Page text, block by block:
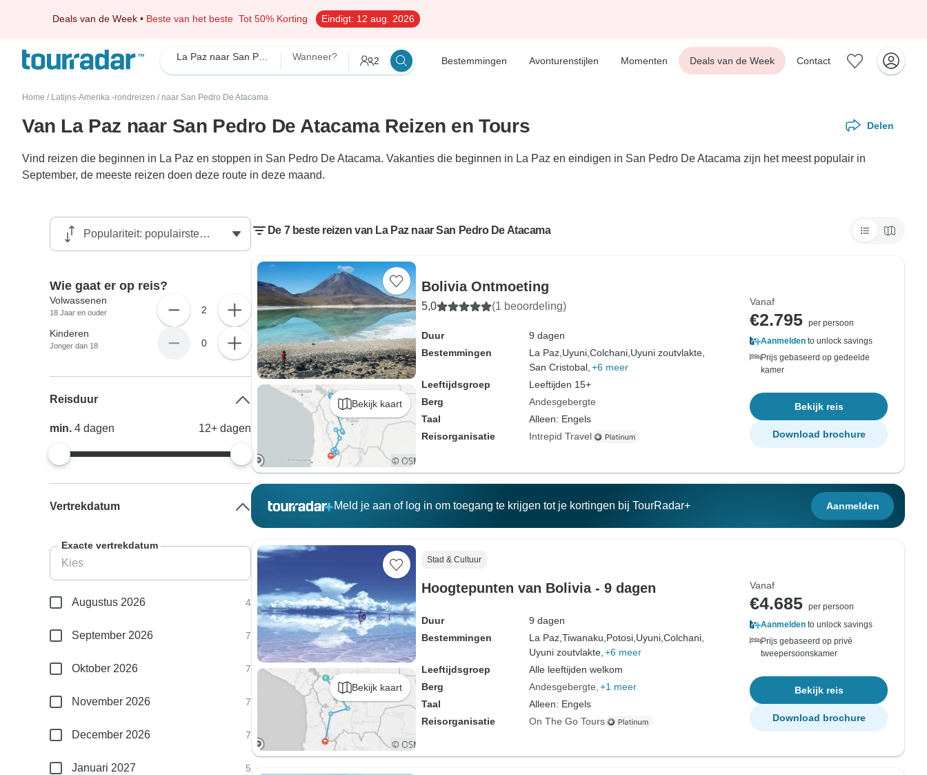
Deals van de Week • Beste van het beste Tot 50% Korting Eindigt: 12 aug. 2026
La Paz naar San Pedro De Atacama Wanneer? 2 Bestemmingen Avonturenstijlen Momenten Deals van de Week Contact
Home / Latijns-Amerika -rondreizen / naar San Pedro De Atacama
Van La Paz naar San Pedro De Atacama Reizen en Tours Delen
Vind reizen die beginnen in La Paz en stoppen in San Pedro De Atacama. Vakanties die beginnen in La Paz en eindigen in San Pedro De Atacama zijn het meest populair in
September, de meeste reizen doen deze route in deze maand.
De 7 beste reizen van La Paz naar San Pedro De Atacama
Bekijk kaart
Bolivia Ontmoeting
5,0 (1 beoordeling)
Duur
9 dagen
Bestemmingen
La Paz, Uyuni, Colchani, Uyuni zoutvlakte,
San Cristobal, +6 meer
Leeftijdsgroep
Leeftijden 15+
Berg
Andesgebergte
Taal
Alleen: Engels
Reisorganisatie
Intrepid Travel
Vanaf
€2.795 per persoon
Aanmelden to unlock savings
Prijs gebaseerd op gedeelde
kamer
Bekijk reis
Download brochure
Meld je aan of log in om toegang te krijgen tot je kortingen bij TourRadar+ Aanmelden
Bekijk kaart
Stad & Cultuur
Hoogtepunten van Bolivia - 9 dagen
Duur
9 dagen
Bestemmingen
La Paz, Tiwanaku, Potosi, Uyuni, Colchani,
Uyuni zoutvlakte, +6 meer
Leeftijdsgroep
Alle leeftijden welkom
Berg
Andesgebergte +1 meer
Taal
Alleen: Engels
Reisorganisatie
On The Go Tours
Vanaf
€4.685 per persoon
Aanmelden to unlock savings
Prijs gebaseerd op privé
tweepersoonskamer
Bekijk reis
Download brochure
Wie gaat er op reis?
Volwassenen
18 Jaar en ouder 2
Kinderen
Jonger dan 18 0
Reisduur
min.4dagen 12+ dagen
Vertrekdatum
Exacte vertrekdatum
Augustus 2026 4
September 2026 7
Oktober 2026 7
November 2026 7
December 2026 7
Januari 2027 5